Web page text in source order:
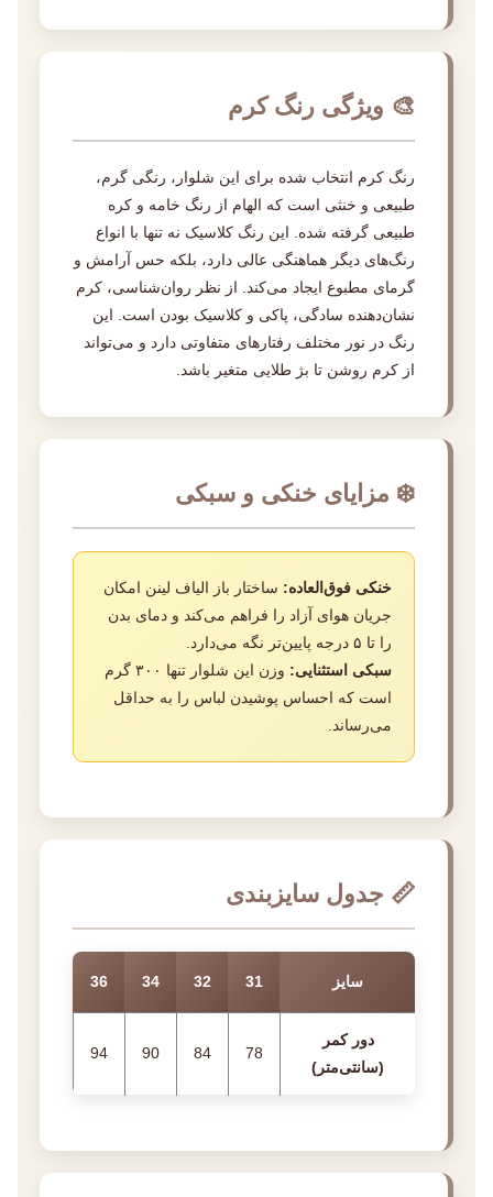
🎨 ویژگی رنگ کرم
رنگ کرم انتخاب شده برای این شلوار، رنگی گرم،
طبیعی و خنثی است که الهام از رنگ خامه و کره
طبیعی گرفته شده. این رنگ کلاسیک نه تنها با انواع
رنگ‌های دیگر هماهنگی عالی دارد، بلکه حس آرامش و
گرمای مطبوع ایجاد می‌کند. از نظر روان‌شناسی، کرم
نشان‌دهنده سادگی، پاکی و کلاسیک بودن است. این
رنگ در نور مختلف رفتارهای متفاوتی دارد و می‌تواند
از کرم روشن تا بژ طلایی متغیر باشد.
❄️ مزایای خنکی و سبکی
خنکی فوق‌العاده: ساختار باز الیاف لینن امکان
جریان هوای آزاد را فراهم می‌کند و دمای بدن
را تا ۵ درجه پایین‌تر نگه می‌دارد.
سبکی استثنایی:
وزن این شلوار تنها ۳۰۰ گرم
است که احساس پوشیدن لباس را به حداقل
می‌رساند.
📏 جدول سایزبندی
سایز 31
32
34
36
دور کمر
(سانتی‌متر)
78
84
90
94